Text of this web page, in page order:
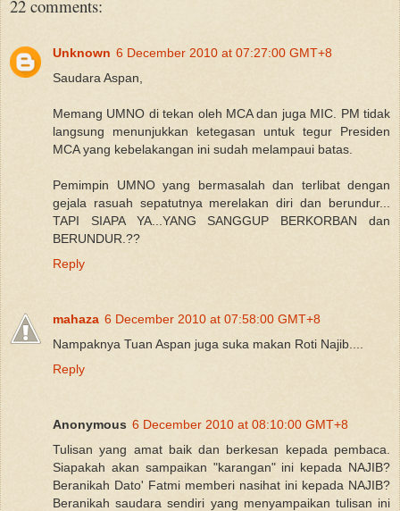
22 comments:
Unknown 6 December 2010 at 07:27:00 GMT+8
Saudara Aspan,
Memang UMNO di tekan oleh MCA dan juga MIC. PM tidak
langsung menunjukkan ketegasan untuk tegur Presiden
MCA yang kebelakangan ini sudah melampaui batas.
Pemimpin UMNO yang bermasalah dan terlibat dengan
gejala rasuah sepatutnya merelakan diri dan berundur...
TAPI SIAPA YA...YANG SANGGUP BERKORBAN dan
BERUNDUR.??
Reply
mahaza 6 December 2010 at 07:58:00 GMT+8
Nampaknya Tuan Aspan juga suka makan Roti Najib....
Reply
Anonymous 6 December 2010 at 08:10:00 GMT+8
Tulisan yang amat baik dan berkesan kepada pembaca.
Siapakah akan sampaikan "karangan" ini kepada NAJIB?
Beranikah Dato' Fatmi memberi nasihat ini kepada NAJIB?
Beranikah saudara sendiri yang menyampaikan tulisan ini